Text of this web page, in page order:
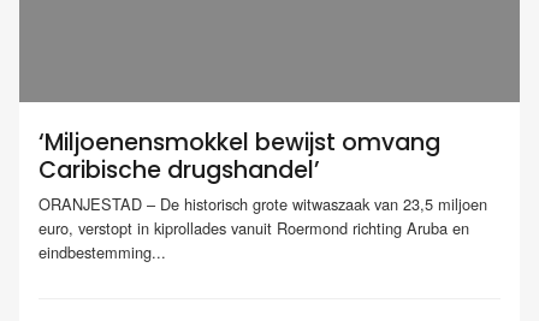
‘Miljoenensmokkel bewijst omvang
Caribische drugshandel’
ORANJESTAD – De historisch grote witwaszaak van 23,5 miljoen
euro, verstopt in kiprollades vanuit Roermond richting Aruba en
eindbestemming...